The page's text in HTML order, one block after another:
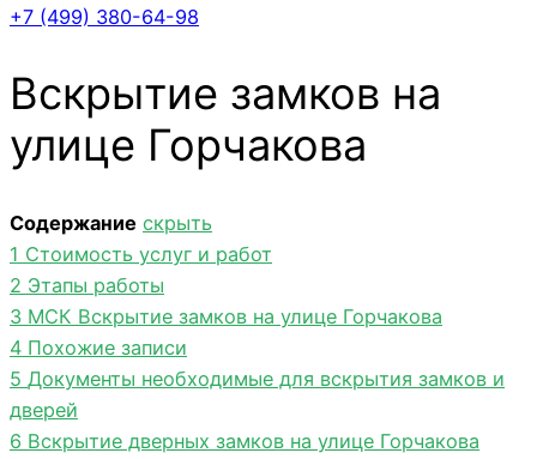
+7 (499) 380-64-98
Вскрытие замков на
улице Горчакова
Содержание скрыть
1 Стоимость услуг и работ
2 Этапы работы
3 МСК Вскрытие замков на улице Горчакова
4 Похожие записи
5 Документы необходимые для вскрытия замков и
дверей
6 Вскрытие дверных замков на улице Горчакова